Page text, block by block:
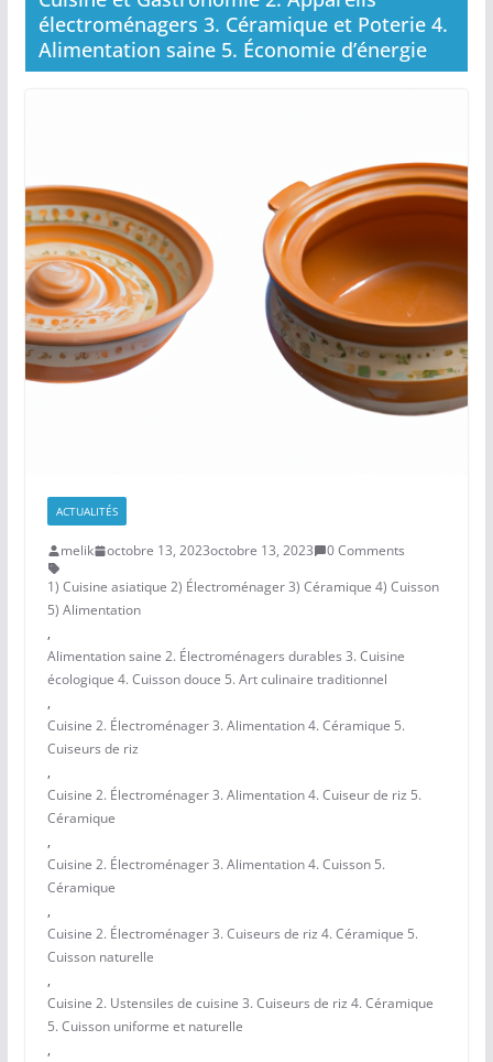
électroménagers 3. Céramique et Poterie 4.
Alimentation saine 5. Économie d’énergie
ACTUALITÉS
melik octobre 13, 2023octobre 13, 2023
0 Comments
1) Cuisine asiatique 2) Électroménager 3) Céramique 4) Cuisson
5) Alimentation
,
Alimentation saine 2. Électroménagers durables 3. Cuisine
écologique 4. Cuisson douce 5. Art culinaire traditionnel
,
Cuisine 2. Électroménager 3. Alimentation 4. Céramique 5.
Cuiseurs de riz
,
Cuisine 2. Électroménager 3. Alimentation 4. Cuiseur de riz 5.
Céramique
,
Cuisine 2. Électroménager 3. Alimentation 4. Cuisson 5.
Céramique
,
Cuisine 2. Électroménager 3. Cuiseurs de riz 4. Céramique 5.
Cuisson naturelle
,
Cuisine 2. Ustensiles de cuisine 3. Cuiseurs de riz 4. Céramique
5. Cuisson uniforme et naturelle
,